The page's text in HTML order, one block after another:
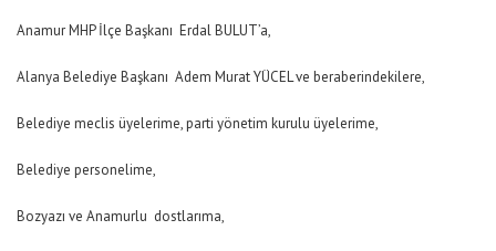
Anamur MHP İlçe Başkanı Erdal BULUT’a,
Alanya Belediye Başkanı Adem Murat YÜCEL ve beraberindekilere,
Belediye meclis üyelerime, parti yönetim kurulu üyelerime,
Belediye personelime,
Bozyazı ve Anamurlu dostlarıma,